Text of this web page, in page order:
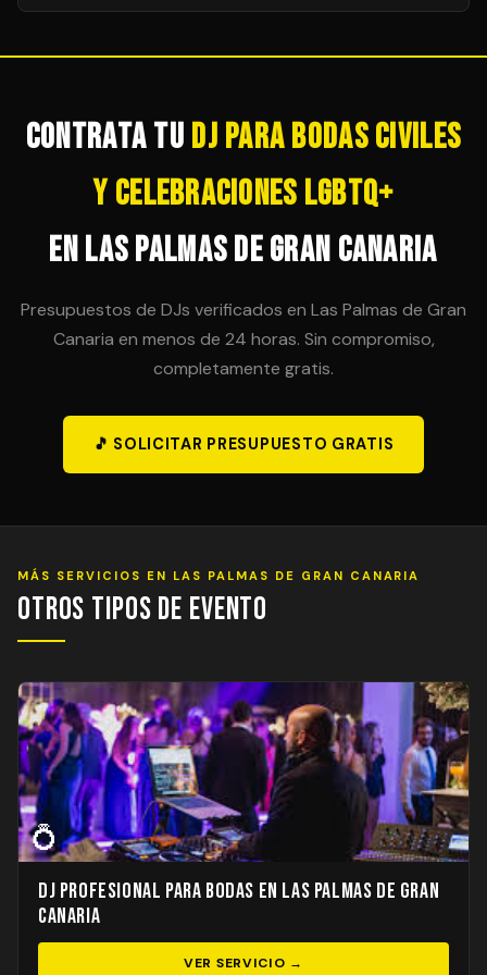
cancelación y cobertura ante incidencias, garantizando
de última hora.
Contrata tu DJ para Bodas Civiles
y Celebraciones LGBTQ+
en Las Palmas de Gran Canaria
Presupuestos de DJs verificados en Las Palmas de Gran
Canaria en menos de 24 horas. Sin compromiso,
completamente gratis.
🎵 SOLICITAR PRESUPUESTO GRATIS
MÁS SERVICIOS EN LAS PALMAS DE GRAN CANARIA
Otros Tipos de Evento
💍
DJ Profesional para Bodas en Las Palmas de Gran
Canaria
VER SERVICIO →